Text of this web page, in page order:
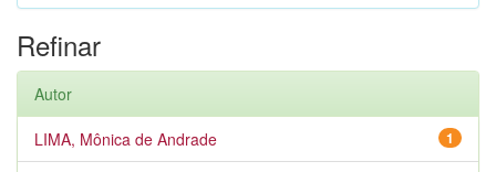
Refinar
Autor
1
LIMA, Mônica de Andrade